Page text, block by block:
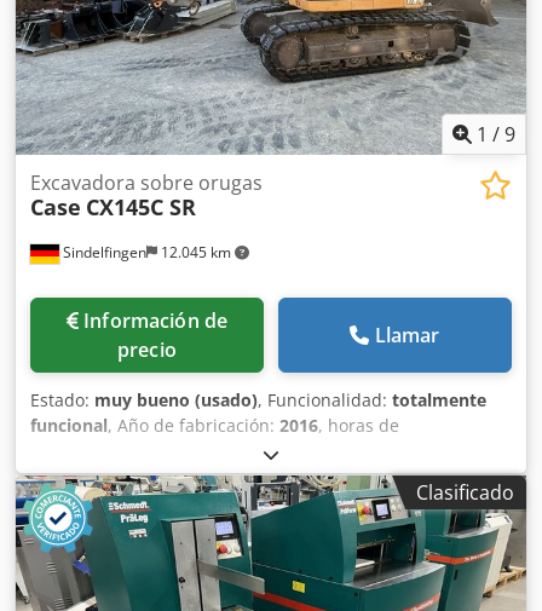
1 /9
Sindelfingen 12.045 km
Excavadora sobre orugas
Case CX145C SR
Información de
precio
Llamar
Estado: muy bueno (usado), Funcionalidad: totalmente
funcional, Año de fabricación: 2016, horas de
, * 11.500 horas de trabajo * Peso
operativo: 15.700 kg * Potencia del motor: 77 kW * Zapatas
Roadliner * Acoplador rápido hidráulico Dcsdpfx Aioy Rm
H Eersk * Aire acondicionado
Clasificado